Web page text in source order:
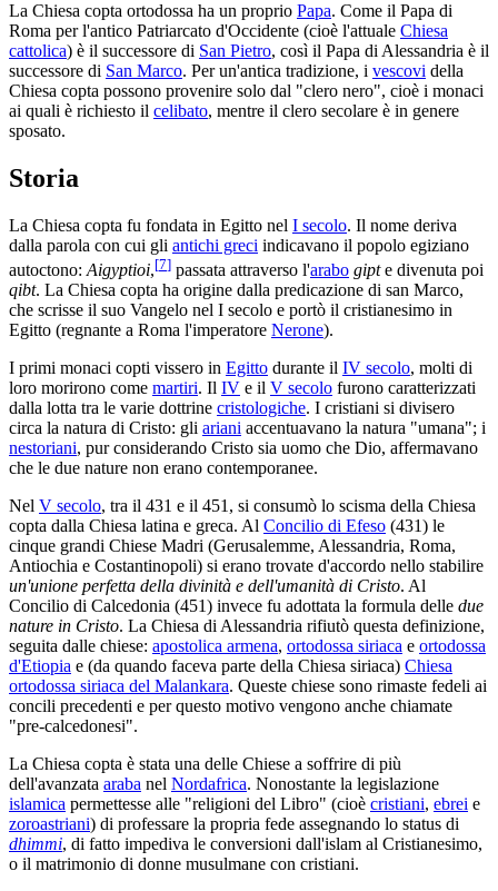
La Chiesa copta ortodossa ha un proprio Papa. Come il Papa di
Roma per l'antico Patriarcato d'Occidente (cioè l'attuale Chiesa
cattolica) è il successore di San Pietro, così il Papa di Alessandria è il
successore di San Marco. Per un'antica tradizione, i vescovi della
Chiesa copta possono provenire solo dal "clero nero", cioè i monaci
ai quali è richiesto il celibato, mentre il clero secolare è in genere
sposato.
Storia
La Chiesa copta fu fondata in Egitto nel I secolo. Il nome deriva
dalla parola con cui gli antichi greci indicavano il popolo egiziano
autoctono: Aigyptioi,[7] passata attraverso l'arabo gipte divenuta poi
qibt. La Chiesa copta ha origine dalla predicazione di san Marco,
che scrisse il suo Vangelo nel I secolo e portò il cristianesimo in
Egitto (regnante a Roma l'imperatore Nerone).
I primi monaci copti vissero in Egitto durante il IV secolo, molti di
loro morirono come martiri. Il IV e il V secolo furono caratterizzati
dalla lotta tra le varie dottrine cristologiche. I cristiani si divisero
circa la natura di Cristo: gli ariani accentuavano la natura "umana"; i
nestoriani, pur considerando Cristo sia uomo che Dio, affermavano
che le due nature non erano contemporanee.
Nel V secolo, tra il 431 e il 451, si consumò lo scisma della Chiesa
copta dalla Chiesa latina e greca. Al Concilio di Efeso (431) le
cinque grandi Chiese Madri (Gerusalemme, Alessandria, Roma,
Antiochia e Costantinopoli) si erano trovate d'accordo nello stabilire
un'unione perfetta della divinità e dell'umanità di Cristo. Al
Concilio di Calcedonia (451) invece fu adottata la formula delle due
nature in Cristo. La Chiesa di Alessandria rifiutò questa definizione,
seguita dalle chiese: apostolica armena, ortodossa siriaca e ortodossa
d'Etiopia e (da quando faceva parte della Chiesa siriaca) Chiesa
ortodossa siriaca del Malankara. Queste chiese sono rimaste fedeli ai
concili precedenti e per questo motivo vengono anche chiamate
"pre-calcedonesi".
La Chiesa copta è stata una delle Chiese a soffrire di più
dell'avanzata araba nel Nordafrica. Nonostante la legislazione
islamica permettesse alle "religioni del Libro" (cioè cristiani, ebrei e
zoroastriani) di professare la propria fede assegnando lo status di
dhimmi, di fatto impediva le conversioni dall'islam al Cristianesimo,
o il matrimonio di donne musulmane con cristiani.